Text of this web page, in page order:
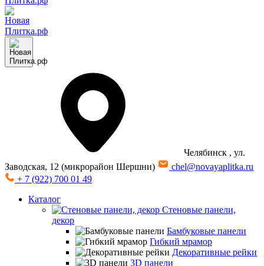
Челябинск , ул.
Заводская, 12 (микрорайон Шершни)
chel@novayaplitka.ru
+ 7 (922) 700 01 49
Каталог
Стеновые панели,
декор
Бамбуковые панели
Гибкий мрамор
Декоративные рейки
3D панели